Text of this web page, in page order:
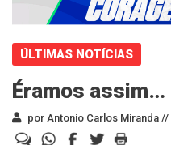
ÚLTIMAS NOTÍCIAS
Éramos assim…
por Antonio Carlos Miranda //